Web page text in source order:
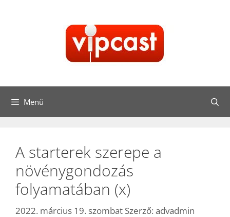
Menü
A starterek szerepe a
növénygondozás
folyamatában (x)
2022. március 19. szombat Szerző: advadmin